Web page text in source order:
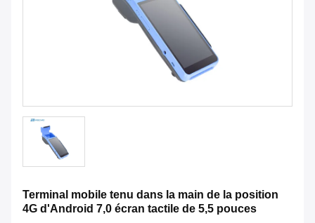
Terminal mobile tenu dans la main de la position
4G d'Android 7,0 écran tactile de 5,5 pouces